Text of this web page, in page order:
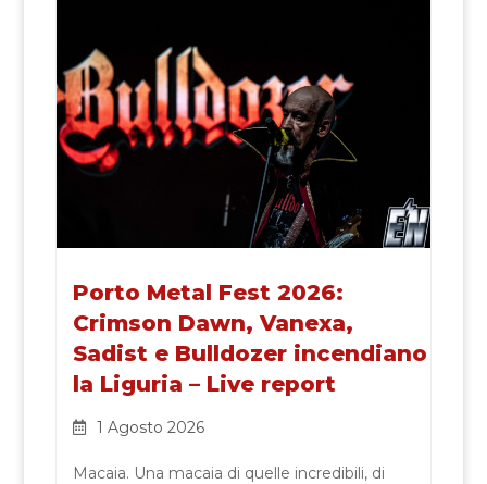
Porto Metal Fest 2026:
Crimson Dawn, Vanexa,
Sadist e Bulldozer incendiano
la Liguria – Live report
1 Agosto 2026
Macaia. Una macaia di quelle incredibili, di